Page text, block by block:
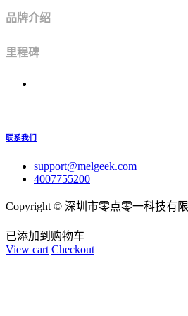
品牌介绍
里程碑
联系我们
support@melgeek.com
4007755200
Copyright © 深圳市零点零一科技有
已添加到购物车
View cart Checkout